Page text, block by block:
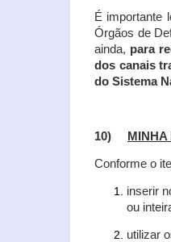
É importante
Órgãos de
ainda, para
dos canais
do Sistema
10)
Conforme o
inserir
ou
utilizar